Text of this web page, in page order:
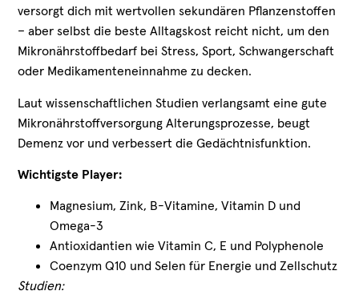
versorgt dich mit wertvollen sekundären Pflanzenstoffen
– aber selbst die beste Alltagskost reicht nicht, um den
Mikronährstoffbedarf bei Stress, Sport, Schwangerschaft
oder Medikamenteneinnahme zu decken.
Laut wissenschaftlichen Studien verlangsamt eine gute
Mikronährstoffversorgung Alterungsprozesse, beugt
Demenz vor und verbessert die Gedächtnisfunktion.
Wichtigste Player:
Magnesium, Zink, B-Vitamine, Vitamin D und
Omega-3
Antioxidantien wie Vitamin C, E und Polyphenole
Coenzym Q10 und Selen für Energie und Zellschutz
Studien: